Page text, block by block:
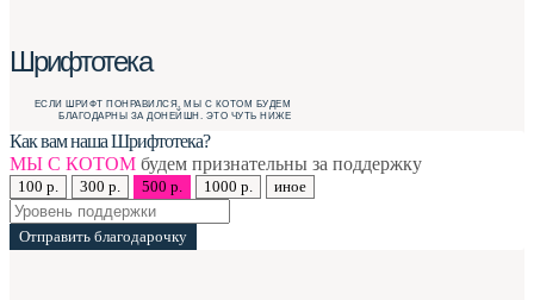
Шрифтотека
ЕСЛИ ШРИФТ ПОНРАВИЛСЯ, МЫ С КОТОМ БУДЕМ
БЛАГОДАРНЫ ЗА ДОНЕЙШН. ЭТО ЧУТЬ НИЖЕ
Как вам наша Шрифтотека?
МЫ С КОТОМ будем признательны за поддержку
100 р. 300 р. 500 р. 1000 р. иное
Отправить благодарочку